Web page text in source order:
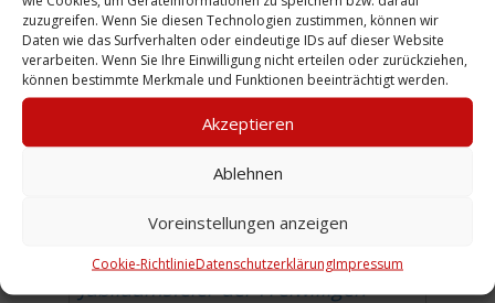
zuzugreifen. Wenn Sie diesen Technologien zustimmen, können wir
Daten wie das Surfverhalten oder eindeutige IDs auf dieser Website
verarbeiten. Wenn Sie Ihre Einwilligung nicht erteilen oder zurückziehen,
können bestimmte Merkmale und Funktionen beeinträchtigt werden.
Akzeptieren
Ablehnen
Voreinstellungen anzeigen
Cookie-RichtlinieDatenschutzerklärungImpressum
Ob mein Großvater auch Mitglied
derFreiwilligen Turner Feuerwehr
Lindenwar, ist mir nicht bekannt.
Zumindest findet man seinen
Namen im Verzeichnis der
aktiven Mitglieder der
Freiwilligen Turner Feuerwehr
Linden (vgl. Festschrift:
Jubiläumsfeier der Freiwilligen